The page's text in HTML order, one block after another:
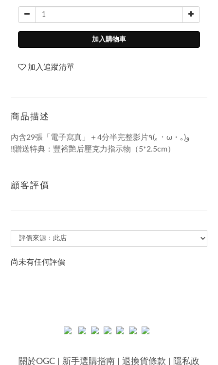
加入購物車
加入追蹤清單
商品描述
內含29張「電子寫真」＋4分半完整影片٩(｡・ω・｡)و
‼️贈送特典：豐裕艷后壓克力指示物（5*2.5cm）
顧客評價
尚未有任何評價
關於OGC 新手選購指南 退換貨條款 隱私政